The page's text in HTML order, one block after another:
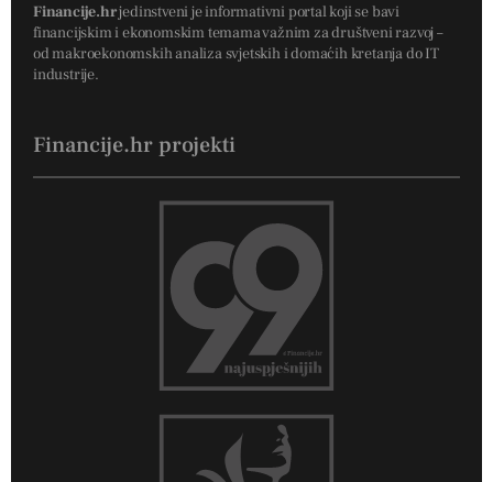
Financije.hrjedinstveni je informativni portal koji se bavi
financijskim i ekonomskim temama važnim za društveni razvoj –
od makroekonomskih analiza svjetskih i domaćih kretanja do IT
industrije.
Financije.hr projekti